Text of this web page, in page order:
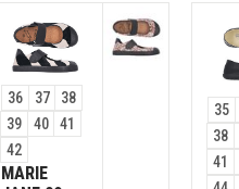
36 37
38
39
40
41
42
MARIE
35
38
41